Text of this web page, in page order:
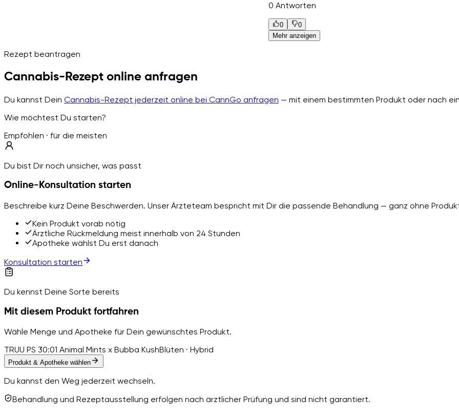
0 Antworten
0
0
Mehr anzeigen
Rezept beantragen
Cannabis-Rezept online anfragen
Du kannst Dein Cannabis-Rezept jederzeit online bei CannGo anfragen — mit einem bestimmten Produkt oder nach
Wie möchtest Du starten?
Empfohlen · für die meisten
Du bist Dir noch unsicher, was passt
Online-Konsultation starten
Beschreibe kurz Deine Beschwerden. Unser Ärzteteam bespricht mit Dir die passende Behandlung — ganz ohne
Kein Produkt vorab nötig
Ärztliche Rückmeldung meist innerhalb von 24 Stunden
Apotheke wählst Du erst danach
Konsultation starten
Du kennst Deine Sorte bereits
Mit diesem Produkt fortfahren
Wähle Menge und Apotheke für Dein gewünschtes Produkt.
TRUU PS 30:01 Animal Mints x Bubba KushBlüten · Hybrid
Produkt & Apotheke wählen
Du kannst den Weg jederzeit wechseln.
Behandlung und Rezeptausstellung erfolgen nach ärztlicher Prüfung und sind nicht garantiert.